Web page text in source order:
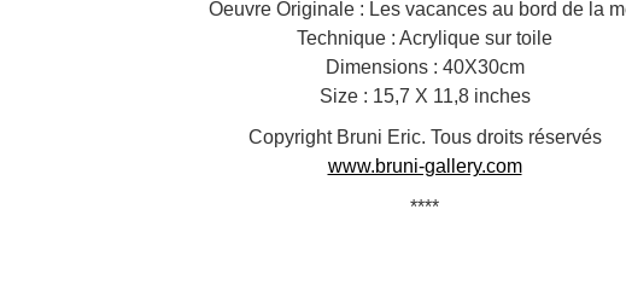
Oeuvre Originale : Les vacances au bord de la
Technique : Acrylique sur toile
Dimensions : 40X30cm
Size : 15,7 X 11,8 inches
Copyright Bruni Eric. Tous droits réservés
www.bruni-gallery.com
****